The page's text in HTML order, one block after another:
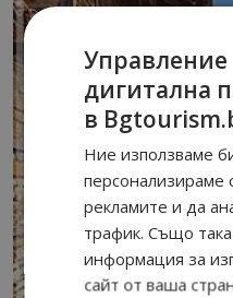
дигитална
в
Ние използваме
рекламите и да
трафик. Също
информация за
сайт от ваша